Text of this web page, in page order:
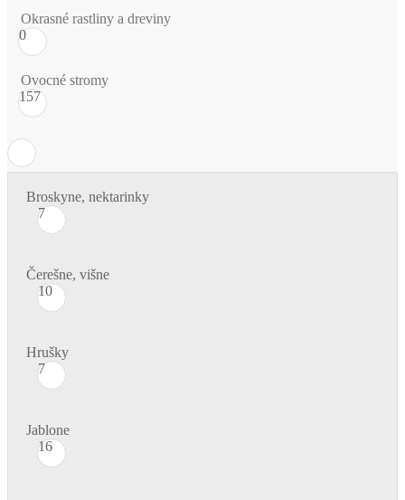
Okrasné rastliny a dreviny
0
Ovocné stromy
157
Broskyne, nektarinky
7
Čerešne, višne
10
Hrušky
7
Jablone
16